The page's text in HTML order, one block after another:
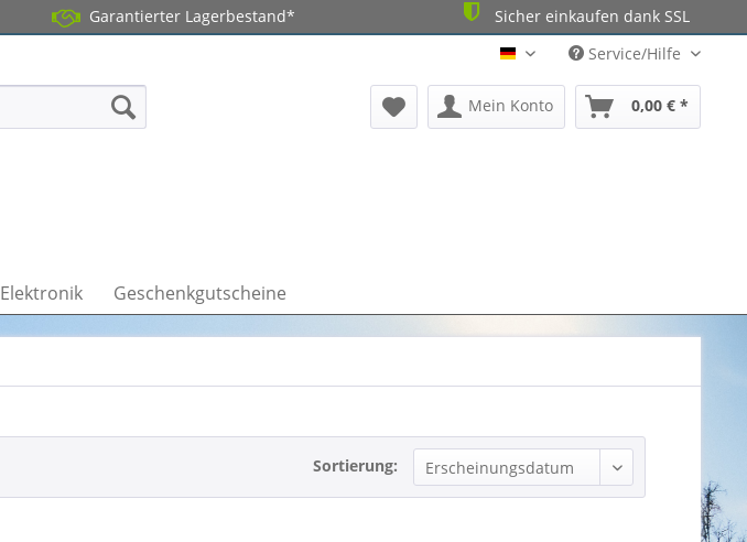
Garantierter Lagerbestand* Sicher einkaufen dank SSL
DE Service/Hilfe
Mein Konto 0,00 € *
Elektronik Geschenkgutscheine
Sortierung: